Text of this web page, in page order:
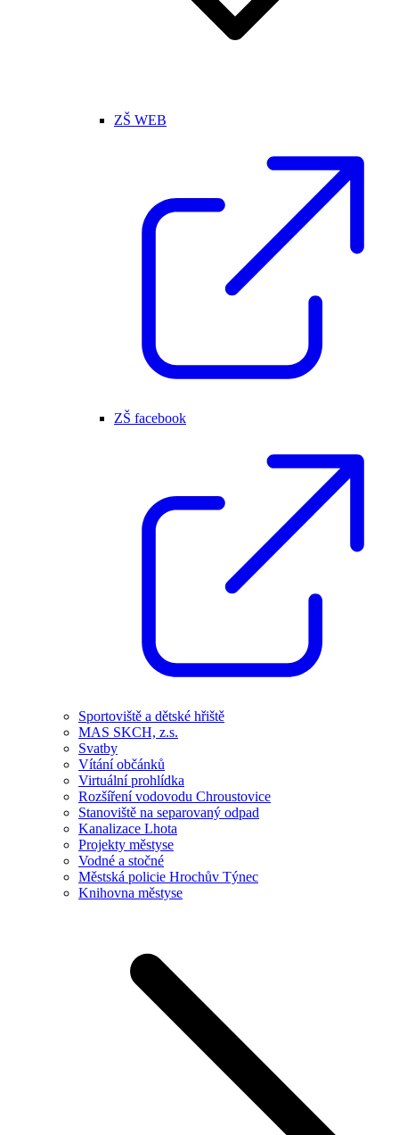
ZŠ WEB
ZŠ facebook
Sportoviště a dětské hřiště
MAS SKCH, z.s.
Svatby
Vítání občánků
Virtuální prohlídka
Rozšíření vodovodu Chroustovice
Stanoviště na separovaný odpad
Kanalizace Lhota
Projekty městyse
Vodné a stočné
Městská policie Hrochův Týnec
Knihovna městyse